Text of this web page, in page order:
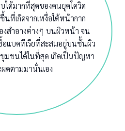
ด้มากที่สุดของคนยุคโควิด
นที่เกิดจากเหงื่อใต้หน้ากาก
งสำอางต่างๆ บนผิวหน้า จน
อแบคทีเรียที่สะสมอยู่บนชั้นผิว
มขนได้ในที่สุด เกิดเป็นปัญหา
ดตามมานั่นเอง